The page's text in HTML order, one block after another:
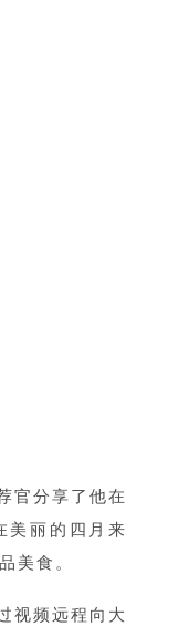
官分享了他在
美丽的四月来
美食。
视频远程向大